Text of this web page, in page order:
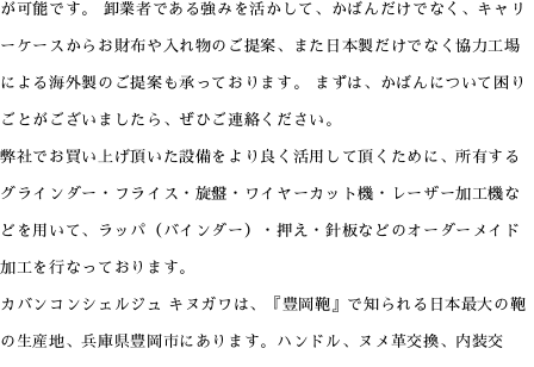
が可能です。 卸業者である強みを活かして、かばんだけでなく、キャリ
ーケースからお財布や入れ物のご提案、また日本製だけでなく協力工場
による海外製のご提案も承っております。 まずは、かばんについて困り
ごとがございましたら、ぜひご連絡ください。
弊社でお買い上げ頂いた設備をより良く活用して頂くために、所有する
グラインダー・フライス・旋盤・ワイヤーカット機・レーザー加工機な
どを用いて、ラッパ（バインダー）・押え・針板などのオーダーメイド
加工を行なっております。
カバンコンシェルジュ キヌガワは、『豊岡鞄』で知られる日本最大の鞄
の生産地、兵庫県豊岡市にあります。ハンドル、ヌメ革交換、内装交